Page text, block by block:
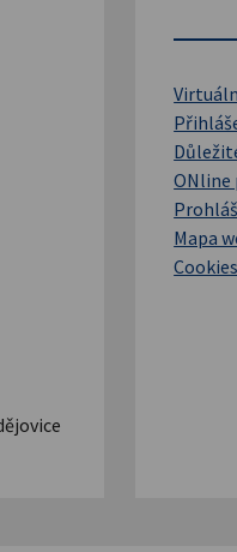
ONline
Mapa
Cookies